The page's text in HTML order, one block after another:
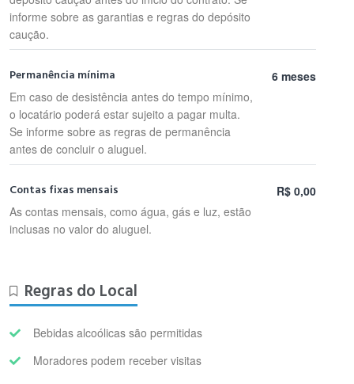
informe sobre as garantias e regras do depósito
caução.
Permanência mínima
Em caso de desistência antes do tempo mínimo,
o locatário poderá estar sujeito a pagar multa.
Se informe sobre as regras de permanência
antes de concluir o aluguel.
6 meses
Contas fixas mensais
As contas mensais, como água, gás e luz, estão
inclusas no valor do aluguel.
R$ 0,00
Regras do Local
Bebidas alcoólicas são permitidas
Moradores podem receber visitas